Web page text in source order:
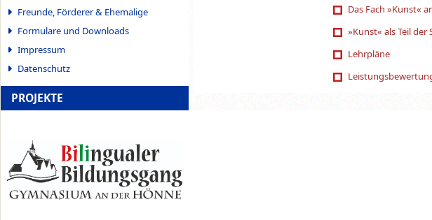
Freunde, Förderer & Ehemalige
Formulare und Downloads
Impressum
Datenschutz
PROJEKTE
Das Fach »Kunst«
»Kunst« als Teil
Lehrpläne